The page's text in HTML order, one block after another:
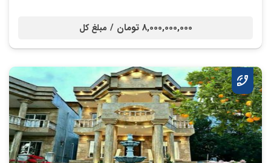
8,000,000,000 تومان / مبلغ کل